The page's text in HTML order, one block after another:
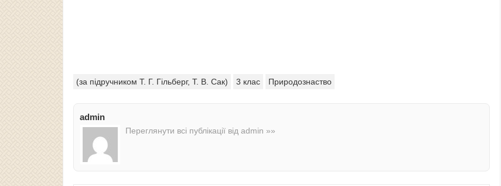
(за підручником Т. Г. Гільберг, Т. В. Сак) 3 клас Природознаство
admin
Переглянути всі публікації від admin »»